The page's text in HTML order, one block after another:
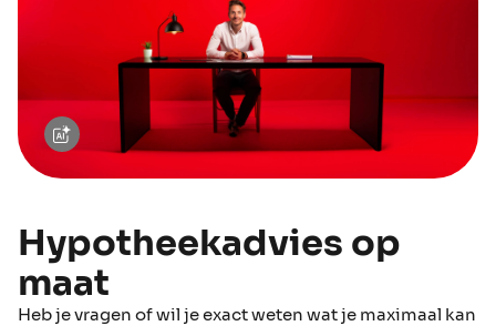
Hypotheekadvies op
maat
Heb je vragen of wil je exact weten wat je maximaal kan